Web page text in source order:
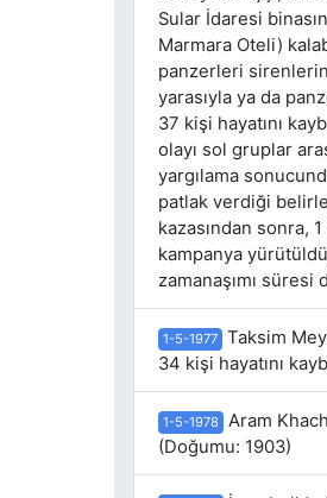
Sular İdaresi
Marmara Oteli)
panzerleri
yarasıyla ya da
37 kişi hayatını
olayı sol gruplar
yargılama
patlak verdiği
kazasından sonra,
kampanya
zamanaşımı süresi
1-5-1977 Taksim
34 kişi hayatını
1-5-1978
Aram
(Doğumu: 1903)